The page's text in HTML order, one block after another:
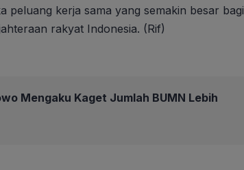
peluang kerja sama yang semakin besar bagi
rakyat Indonesia. (Rif)
Mengaku Kaget Jumlah BUMN Lebih